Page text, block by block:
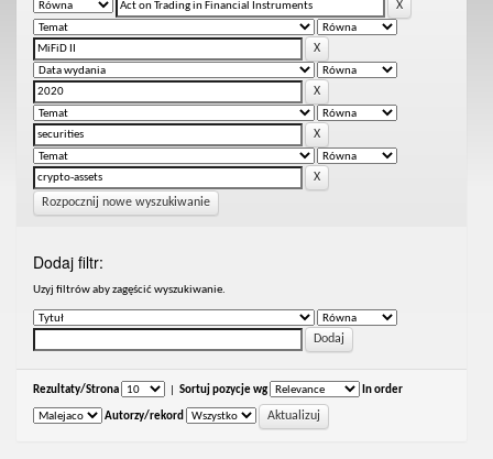
Rozpocznij nowe wyszukiwanie
Dodaj filtr:
Uzyj filtrów aby zagęścić wyszukiwanie.
Rezultaty/Strona Sortuj pozycje wg In order
Autorzy/rekord